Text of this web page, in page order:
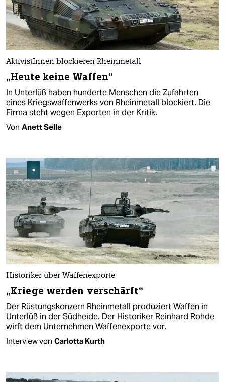
AktivistInnen blockieren Rheinmetall
„Heute keine Waffen“
In Unterlüß haben hunderte Menschen die Zufahrten
eines Kriegswaffenwerks von Rheinmetall blockiert. Die
Firma steht wegen Exporten in der Kritik.
Von Anett Selle
Historiker über Waffenexporte
„Kriege werden verschärft“
Der Rüstungskonzern Rheinmetall produziert Waffen in
Unterlüß in der Südheide. Der Historiker Reinhard Rohde
wirft dem Unternehmen Waffenexporte vor.
Interview von Carlotta Kurth